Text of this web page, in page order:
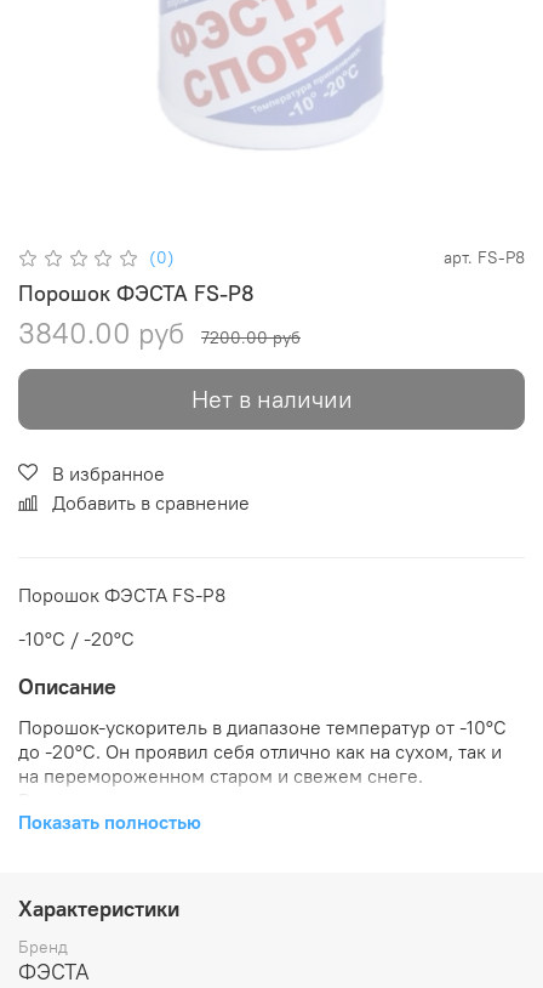
(0) арт. FS-P8
Порошок ФЭСТА FS-P8
3840.00 руб 7200.00 руб
Нет в наличии
В избранное
Добавить в сравнение
Порошок ФЭСТА FS-P8
-10°C / -20°C
Описание
Порошок-ускоритель в диапазоне температур от -10°C
до -20°C. Он проявил себя отлично как на сухом, так и
на перемороженном старом и свежем снеге.
предварительно подготовленные парафином FS с
Оптимальная температура снега для
Температура плавления порошка: 150-160°C.
Показать полностью
Характеристики
Бренд
ФЭСТА